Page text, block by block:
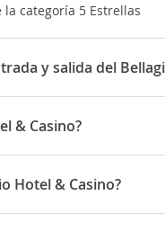
la categoría 5 Estrellas
y salida del
es a partir das
& Casino?
en la famosaavenida
km. Elaeropuerto
está a tan solo unos
Hotel & Casino?
en 3600 Las